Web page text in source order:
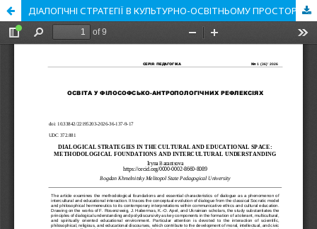
ДІАЛОГІЧНІ СТРАТЕГІЇ В КУЛЬТУРНО-ОСВІТНЬОМУ ПРОСТОРІ: МЕТОДОЛОГІЧНІ ЗАСАДИ ТА МІЖКУЛЬТУРНЕ РОЗУМІННЯ